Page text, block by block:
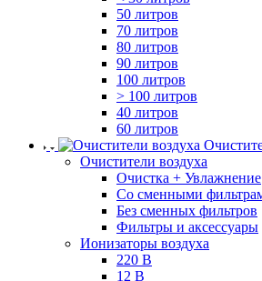
50 литров
70 литров
80 литров
90 литров
100 литров
> 100 литров
40 литров
60 литров
Очистители воздуха
Очистка + Увлажнение
Cо сменными
Без сменных фильтров
Фильтры и аксессуары
Ионизаторы воздуха
220 В
12 В